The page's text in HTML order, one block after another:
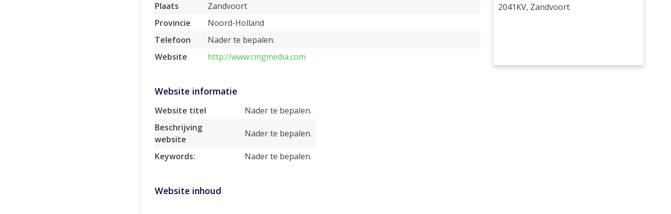
Plaats
Zandvoort
Provincie
Noord-Holland
Telefoon
Nader te bepalen.
Website
http://www.cmgmedia.com
2041KV, Zandvoort
Website informatie
Website titel
Nader te bepalen.
Beschrijving
website
Nader te bepalen.
Keywords: Nader te bepalen.
Website inhoud